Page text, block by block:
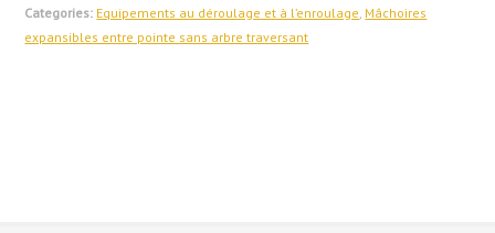
Categories: Equipements au déroulage et à l’enroulage, Mâchoires
expansibles entre pointe sans arbre traversant